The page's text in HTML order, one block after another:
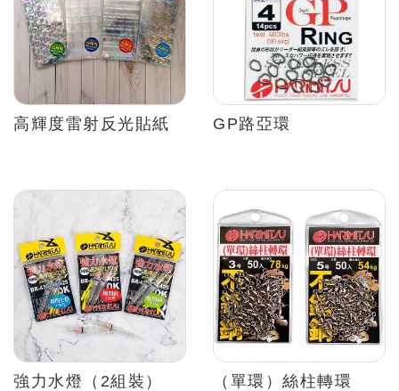
高輝度雷射反光貼紙 GP路亞環
強力水燈（2組裝） （單環）絲柱轉環